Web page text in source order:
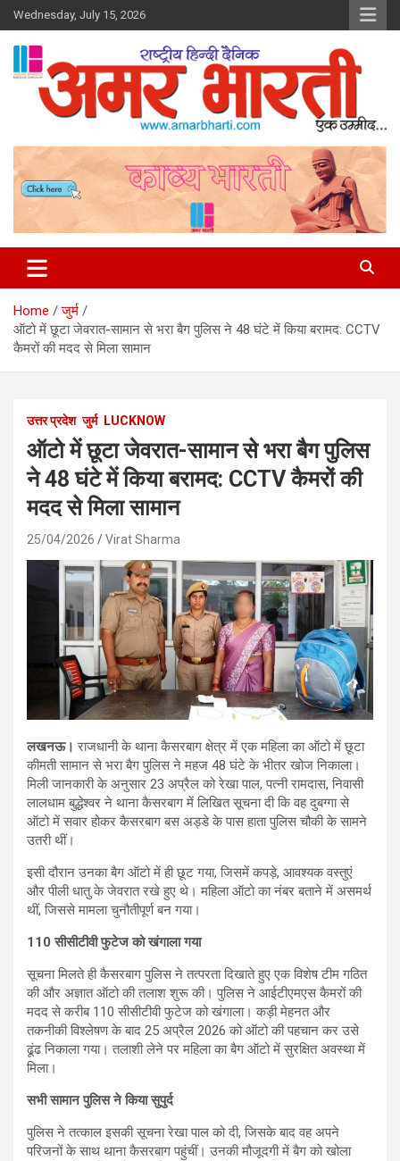
Skip
to
content
Wednesday, July 15, 2026
Amar Bharti Media Group
Home
जुर्म
ऑटो में छूटा जेवरात-सामान से भरा बैग पुलिस ने 48 घंटे में किया बरामद: CCTV
कैमरों की मदद से मिला सामान
उत्तर प्रदेश जुर्म LUCKNOW
ऑटो में छूटा जेवरात-सामान से भरा बैग पुलिस
ने 48 घंटे में किया बरामद: CCTV कैमरों की
मदद से मिला सामान
25/04/2026 Virat Sharma
लखनऊ। राजधानी के थाना कैसरबाग क्षेत्र में एक महिला का ऑटो में छूटा
कीमती सामान से भरा बैग पुलिस ने महज 48 घंटे के भीतर खोज निकाला।
मिली जानकारी के अनुसार 23 अप्रैल को रेखा पाल, पत्नी रामदास, निवासी
लालधाम बुद्धेश्वर ने थाना कैसरबाग में लिखित सूचना दी कि वह दुबग्गा से
ऑटो में सवार होकर कैसरबाग बस अड्डे के पास हाता पुलिस चौकी के सामने
उतरी थीं।
इसी दौरान उनका बैग ऑटो में ही छूट गया, जिसमें कपड़े, आवश्यक वस्तुएं
और पीली धातु के जेवरात रखे हुए थे। महिला ऑटो का नंबर बताने में असमर्थ
थीं, जिससे मामला चुनौतीपूर्ण बन गया।
110 सीसीटीवी फुटेज को खंगाला गया
सूचना मिलते ही कैसरबाग पुलिस ने तत्परता दिखाते हुए एक विशेष टीम गठित
की और अज्ञात ऑटो की तलाश शुरू की। पुलिस ने आईटीएमएस कैमरों की
मदद से करीब 110 सीसीटीवी फुटेज को खंगाला। कड़ी मेहनत और
तकनीकी विश्लेषण के बाद 25 अप्रैल 2026 को ऑटो की पहचान कर उसे
ढूंढ निकाला गया। तलाशी लेने पर महिला का बैग ऑटो में सुरक्षित अवस्था में
मिला।
सभी सामान पुलिस ने किया सुपुर्द
पुलिस ने तत्काल इसकी सूचना रेखा पाल को दी, जिसके बाद वह अपने
परिजनों के साथ थाना कैसरबाग पहुंचीं। उनकी मौजूदगी में बैग को खोला